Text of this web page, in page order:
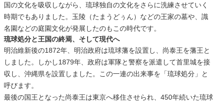
国の文化を吸収しながら、琉球独自の文化をさらに洗練させていく
時期でもありました。玉陵（たまうどぅん）などの王家の墓や、識
名園などの庭園文化が発展したのもこの時代です。
琉球処分と王国の終焉、そして現代へ
明治維新後の1872年、明治政府は琉球藩を設置し、尚泰王を藩王と
しました。しかし1879年、政府は軍隊と警察を派遣して首里城を接
収し、沖縄県を設置しました。この一連の出来事を「琉球処分」と
呼びます。
最後の国王となった尚泰王は東京へ移住させられ、450年続いた琉球